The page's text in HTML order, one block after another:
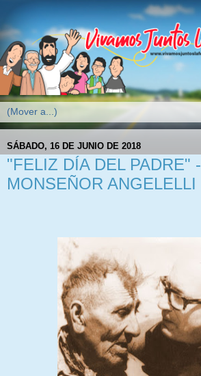
SÁBADO, 16 DE JUNIO DE 2018
"FELIZ DÍA DEL PADRE" -
MONSEÑOR ANGELELLI